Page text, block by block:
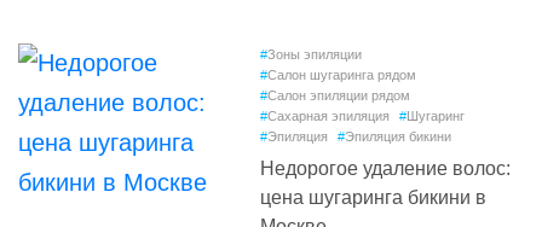
#Зоны эпиляции
#Салон шугаринга рядом
#Салон эпиляции рядом
#Сахарная эпиляция #Шугаринг
#Эпиляция #Эпиляция бикини
Недорогое удаление волос:
цена шугаринга бикини в